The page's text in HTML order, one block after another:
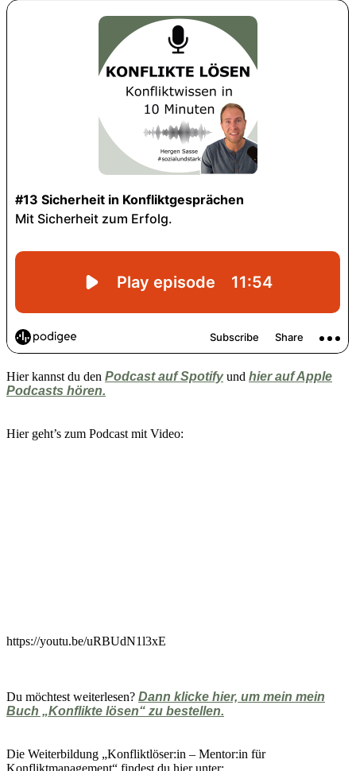
Hier kannst du den Podcast auf Spotifyund hier auf Apple
Podcasts hören.
Hier geht’s zum Podcast mit Video:
https://youtu.be/uRBUdN1l3xE
Du möchtest weiterlesen? Dann klicke hier, um mein mein
Buch „Konflikte lösen“ zu bestellen.
Die Weiterbildung „Konfliktlöser:in – Mentor:in für